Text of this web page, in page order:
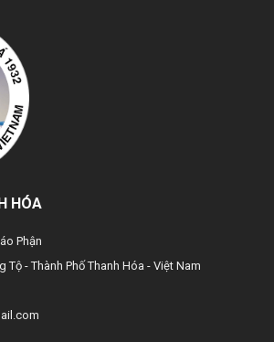
HÓA
Phận
Tộ - Thành Phố Thanh Hóa - Việt Nam